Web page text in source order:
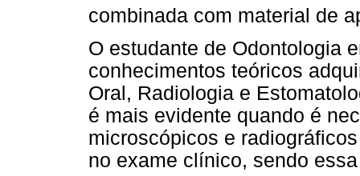
combinada com material de
O estudante de Odontologia
conhecimentos teóricos
Oral, Radiologia e
é mais evidente quando é
microscópicos e
no exame clínico, sendo